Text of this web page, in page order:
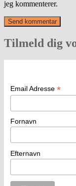
jeg kommenterer.
Tilmeld dig
Email Adresse *
Fornavn
Efternavn